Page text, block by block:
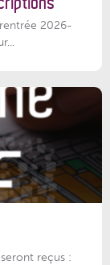
2026-
reçus :